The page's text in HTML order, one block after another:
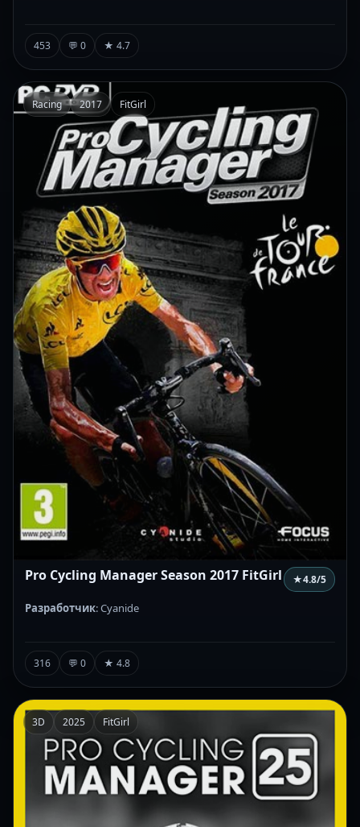
453 💬 0 ★ 4.7
Racing 2017 FitGirl
Pro Cycling Manager Season 2017 FitGirl ★4.8/5
Разработчик: Cyanide
316 💬 0 ★ 4.8
3D 2025 FitGirl